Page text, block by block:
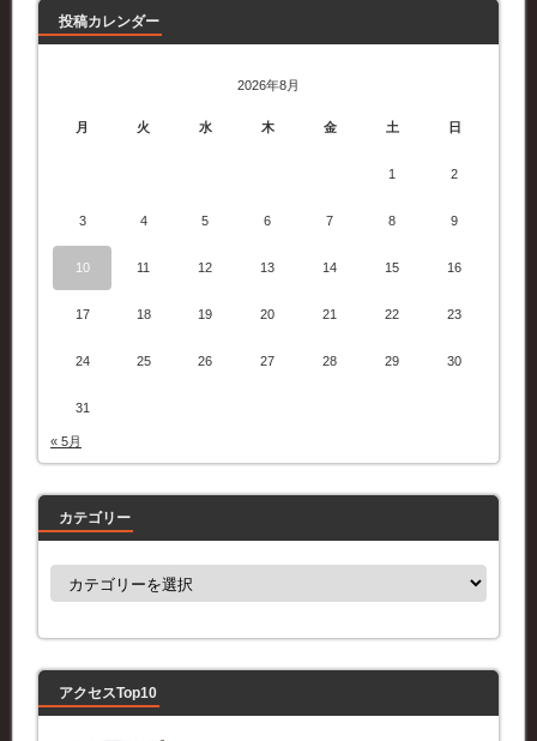
投稿カレンダー
2026年8月
月 火 水 木 金 土 日
1 2
3 4 5 6 7 8 9
10 11 12 13 14 15 16
17 18 19 20 21 22 23
24 25 26 27 28 29 30
31
« 5月
カテゴリー
カ
ー
アクセスTop10